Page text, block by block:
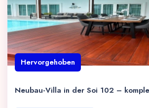
Hervorgehoben
Neubau-Villa in der Soi 102 –